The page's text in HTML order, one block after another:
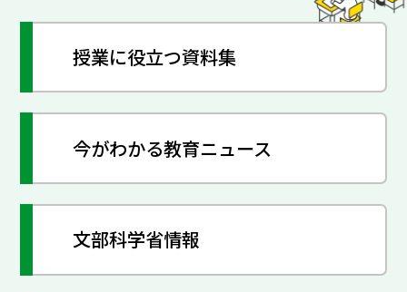
授業に役立つ資料集
今がわかる教育ニュース
文部科学省情報